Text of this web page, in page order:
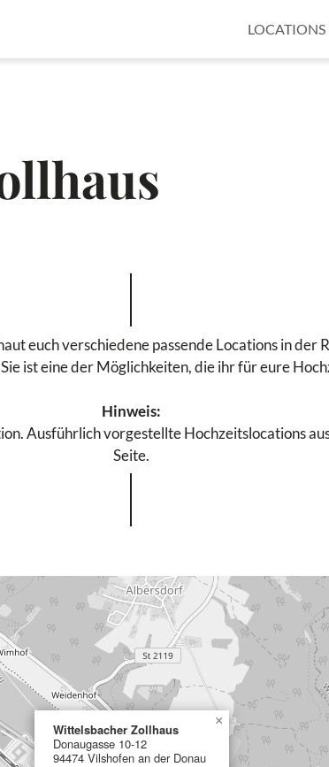
LOCATIONS
euch verschiedene passende Locations in der
ist eine der Möglichkeiten, die ihr für eure
Hinweis:
Ausführlich vorgestellte Hochzeitslocations
Seite.
Wittelsbacher Zollhaus
Donaugasse 10-12
94474 Vilshofen an der Donau
×